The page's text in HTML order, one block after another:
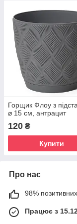
Горщик Флоу з
⌀ 15 см, антрацит
120 ₴
Купити
Про нас
98% позитивних
Працює з